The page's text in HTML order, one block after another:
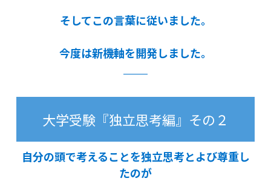
そしてこの言葉に従いました。
今度は新機軸を開発しました。
大学受験『独立思考編』その２
自分の頭で考えることを独立思考とよび尊重し
たのが